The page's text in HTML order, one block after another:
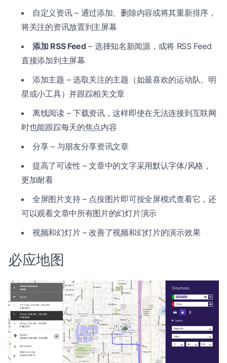
自定义资讯 – 通过添加、删除内容或将其重新排序，
将关注的资讯放置到主屏幕
添加 RSS Feed – 选择知名新闻源，或将 RSS Feed
直接添加到主屏幕
添加主题 – 选取关注的主题（如最喜欢的运动队、明
星或小工具）并跟踪相关文章
离线阅读 – 下载资讯，这样即使在无法连接到互联网
时也能跟踪每天的焦点内容
分享 – 与朋友分享资讯文章
提高了可读性 – 文章中的文字采用默认字体/风格，
更加耐看
全屏图片支持 – 点按图片即可按全屏模式查看它，还
可以观看文章中所有图片的幻灯片演示
视频和幻灯片 – 改善了视频和幻灯片的演示效果
必应地图